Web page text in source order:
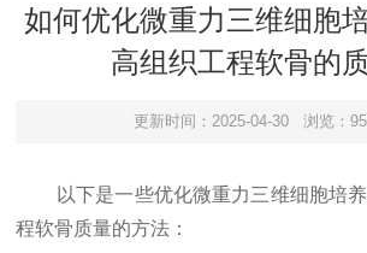
如何优化微重力三维细胞
高组织工程软骨的
更新时间：2025-04-30 浏览：
以下是一些优化微重力三维细胞培
程软骨质量的方法：